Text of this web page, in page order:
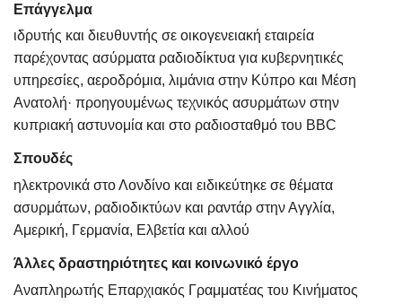
Επάγγελμα
ιδρυτής και διευθυντής σε οικογενειακή εταιρεία
παρέχοντας ασύρματα ραδιοδίκτυα για κυβερνητικές
υπηρεσίες, αεροδρόμια, λιμάνια στην Κύπρο και Μέση
Ανατολή· προηγουμένως τεχνικός ασυρμάτων στην
κυπριακή αστυνομία και στο ραδιοσταθμό του BBC
Σπουδές
ηλεκτρονικά στο Λονδίνο και ειδικεύτηκε σε θέματα
ασυρμάτων, ραδιοδικτύων και ραντάρ στην Αγγλία,
Αμερική, Γερμανία, Ελβετία και αλλού
Άλλες δραστηριότητες και κοινωνικό έργο
Αναπληρωτής Επαρχιακός Γραμματέας του Κινήματος